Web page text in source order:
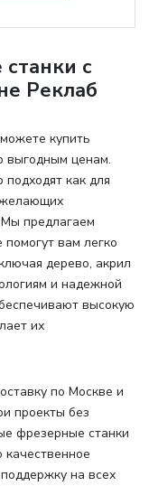
с
Реклаб
купить
выгодным ценам.
как для
желающих
предлагаем
вам легко
дерево, акрил
и надежной
высокую
их
по Москве и
проекты без
фрезерные станки
на всех